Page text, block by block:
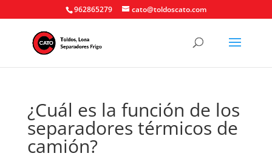
962865279 cato@toldoscato.com
¿Cuál es la función de los
separadores térmicos de
camión?